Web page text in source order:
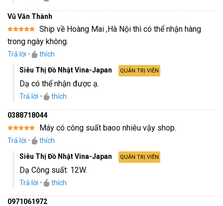
Vũ Văn Thành
hạng5 5
Ship về Hoàng Mai ,Hà Nội thì có thể nhận hàng
trong ngày không.
Trả lời •
thích
Siêu Thị Đồ Nhật Vina-Japan
QUẢN TRỊ VIÊN
Dạ có thể nhận được ạ.
Trả lời • thích
0388718044
hạng55
Máy có công suất baoo nhiêu vậy shop.
Trả lời •
thích
Siêu Thị Đồ Nhật Vina-Japan
QUẢN TRỊ VIÊN
Dạ Công suất: 12W.
Trả lời • thích
0971061972